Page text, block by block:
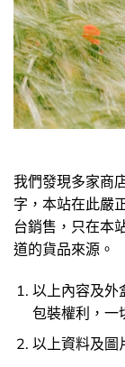
我們發現多家商
字，本站在此嚴
台銷售，只在本
道的貨品來源。
以上內容及外
包裝權利，一
以上資料及圖